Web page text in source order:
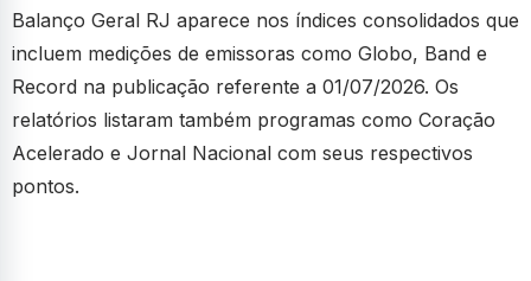
Balanço Geral RJ aparece nos índices consolidados que
incluem medições de emissoras como Globo, Band e
Record na publicação referente a 01/07/2026. Os
relatórios listaram também programas como Coração
Acelerado e Jornal Nacional com seus respectivos
pontos.